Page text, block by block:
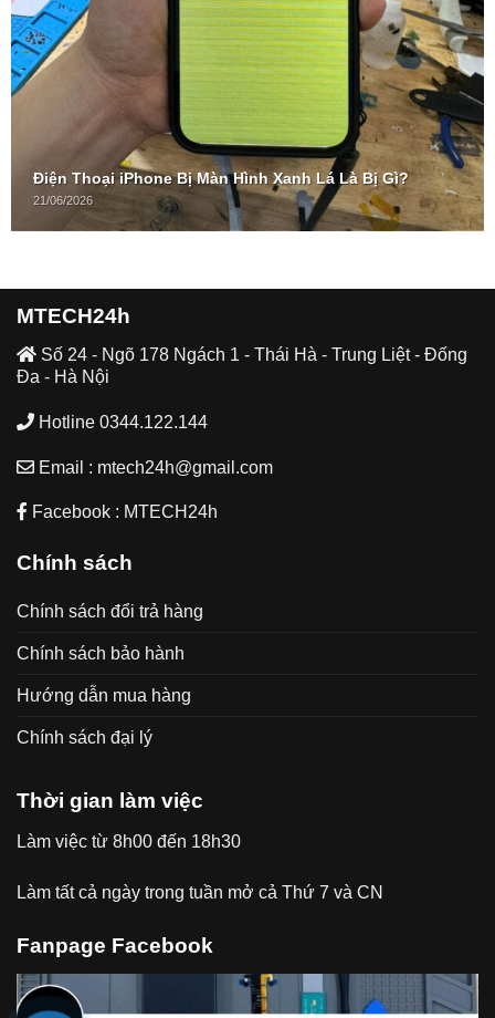
Điện Thoại iPhone Bị Màn Hình Xanh Lá Là Bị Gì?
21/06/2026
MTECH24h
Số 24 - Ngõ 178 Ngách 1 - Thái Hà - Trung Liệt - Đống
Đa - Hà Nội
Hotline 0344.122.144
Email : mtech24h@gmail.com
Facebook : MTECH24h
Chính sách
Chính sách đổi trả hàng
Chính sách bảo hành
Hướng dẫn mua hàng
Chính sách đại lý
Thời gian làm việc
Làm việc từ 8h00 đến 18h30
Làm tất cả ngày trong tuần mở cả Thứ 7 và CN
Fanpage Facebook